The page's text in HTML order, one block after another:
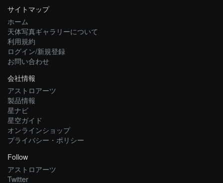
サイトマップ
ホーム
天体写真ギャラリーについて
利用規約
ログイン/新規登録
お問い合わせ
会社情報
アストロアーツ
製品情報
星ナビ
星空ガイド
オンラインショップ
プライバシー・ポリシー
Follow
アストロアーツ
Twitter